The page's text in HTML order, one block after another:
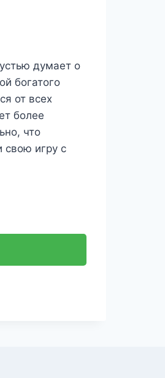
думает о
богатого
от всех
более
что
свою игру с